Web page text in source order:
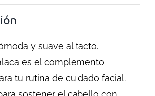
y suave al tacto.
es el complemento
tu rutina de cuidado facial.
sostener el cabello con